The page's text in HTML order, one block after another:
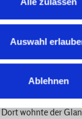
Auswahl
Ablehnen
Glanz, der ihn
von dem
kennen gelernt
Er lud mich ein
achteten wir
in meinem
wohnte der